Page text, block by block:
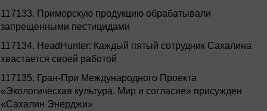
117133. Приморскую продукцию обрабатывали
запрещенными пестицидами
117134. HeadHunter: Каждый пятый сотрудник Сахалина
хвастается своей работой
117135. Гран-При Международного Проекта
«Экологическая культура. Мир и согласие» присужден
«Сахалин Энерджи»